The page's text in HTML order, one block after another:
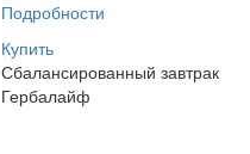
Подробности
Купить
Сбалансированный завтрак
Гербалайф